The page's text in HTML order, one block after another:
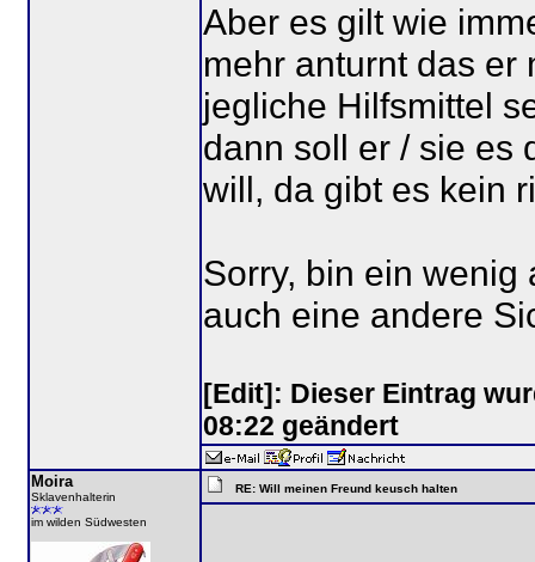
Aber es gilt wie
mehr anturnt das er
jegliche Hilfsmittel
dann soll er / sie es
will, da gibt es kein
Sorry, bin ein
auch eine andere
[Edit]: Dieser Eintrag
08:22 geändert
Moira
Sklavenhalterin
im wilden Südwesten
RE: Will meinen Freund keusch halten